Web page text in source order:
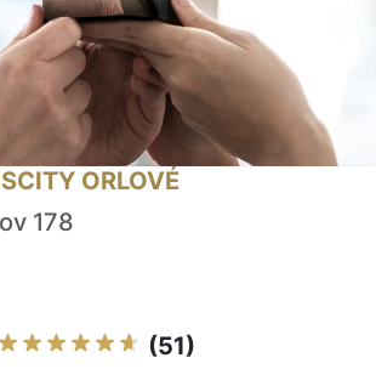
ORLOVÉ
178
(51)